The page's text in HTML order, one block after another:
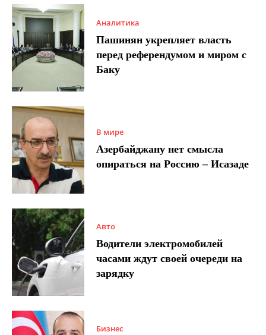
Аналитика
Пашинян укрепляет власть
перед референдумом и миром с
Баку
В мире
Азербайджану нет смысла
опираться на Россию – Исазаде
Авто
Водители электромобилей
часами ждут своей очереди на
зарядку
Бизнес